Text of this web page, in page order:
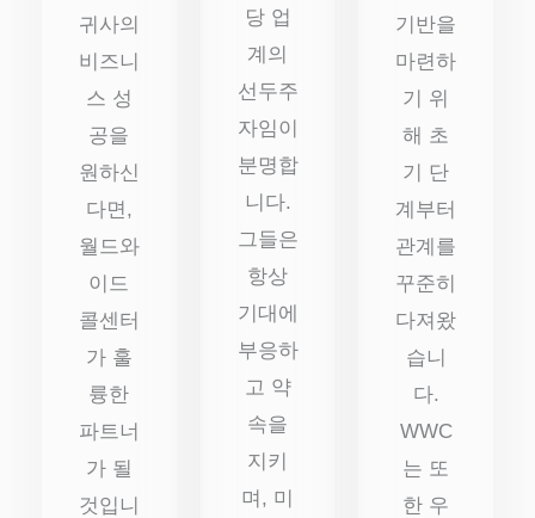
귀사의
비즈니
스 성
공을
원하신
다면,
월드와
이드
콜센터
가 훌
륭한
파트너
가 될
것입니
당 업
계의
선두주
자임이
분명합
니다.
그들은
항상
기대에
부응하
고 약
속을
지키
며, 미
기반을
마련하
기 위
해 초
기 단
계부터
관계를
꾸준히
다져왔
습니
다.
WWC
는 또
한 우